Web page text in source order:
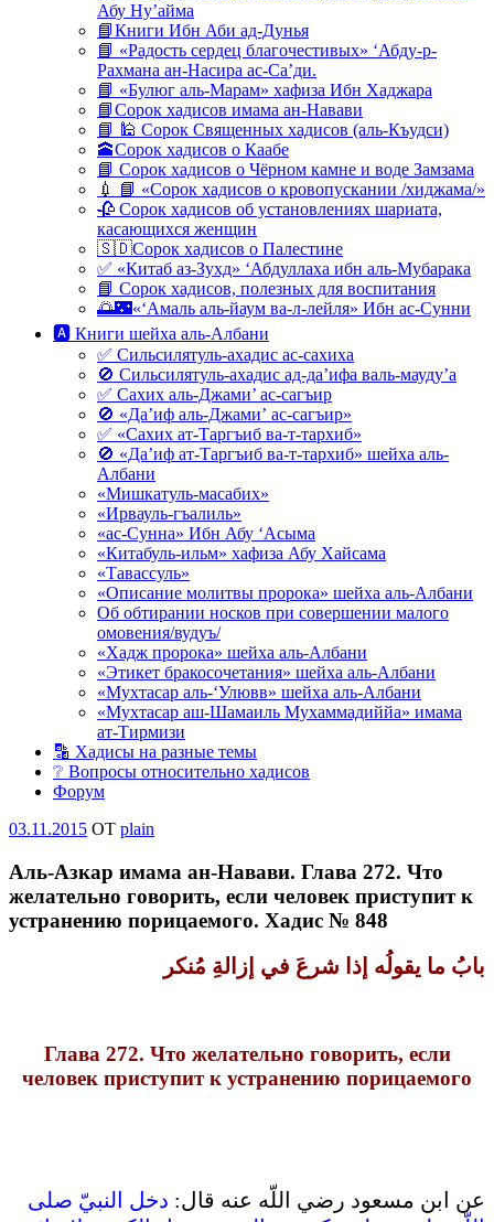
Абу Ну’айма
📘Книги Ибн Аби ад-Дунья
📘 «Радость сердец благочестивых» ‘Абду-р-
Рахмана ан-Насира ас-Са’ди.
📘 «Булюг аль-Марам» хафиза Ибн Хаджара
📘Сорок хадисов имама ан-Навави
📘 🕌 Сорок Священных хадисов (аль-Къудси)
🕋Сорок хадисов о Каабе
📘 Сорок хадисов о Чёрном камне и воде Замзама
💉 📘 «Сорок хадисов о кровопускании /хиджама/»
🥀 Сорок хадисов об установлениях шариата,
касающихся женщин
🇸🇩Сорок хадисов о Палестине
✅ «Китаб аз-Зухд» ‘Абдуллаха ибн аль-Мубарака
📘 Сорок хадисов, полезных для воспитания
🌅🌃«‘Амаль аль-йаум ва-л-лейля» Ибн ас-Сунни
🅰 Книги шейха аль-Албани
✅ Сильсилятуль-ахадис ас-сахиха
🚫 Сильсилятуль-ахадис ад-да’ифа валь-мауду’а
✅ Сахих аль-Джами’ ас-сагъир
🚫 «Да’иф аль-Джами’ ас-сагъир»
✅ «Сахих ат-Таргъиб ва-т-тархиб»
🚫 «Да’иф ат-Таргъиб ва-т-тархиб» шейха аль-
Албани
«Мишкатуль-масабих»
«Ирвауль-гъалиль»
«ас-Сунна» Ибн Абу ‘Асыма
«Китабуль-ильм» хафиза Абу Хайсама
«Тавассуль»
«Описание молитвы пророка» шейха аль-Албани
Об обтирании носков при совершении малого
омовения/вудуъ/
«Хадж пророка» шейха аль-Албани
«Этикет бракосочетания» шейха аль-Албани
«Мухтасар аль-‘Улювв» шейха аль-Албани
«Мухтасар аш-Шамаиль Мухаммадиййа» имама
ат-Тирмизи
🔡 Хадисы на разные темы
❔ Вопросы относительно хадисов
Форум
Опубликовано
03.11.2015 OT plain
Аль-Азкар имама ан-Навави. Глава 272. Что
желательно говорить, если человек приступит к
устранению порицаемого. Хадис № 848
بابُ ما يقولُه إذا شرعَ في إزالةِ مُنكر
Глава 272. Что желательно говорить, если
человек приступит к устранению порицаемого
عن ابن مسعود رضي اللّه عنه قال‏:‏ دخل النبيّ صلى